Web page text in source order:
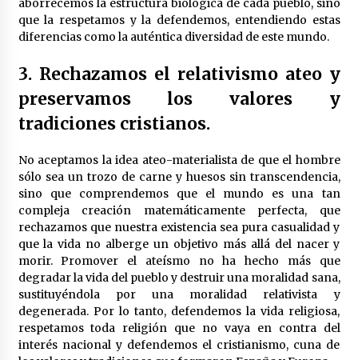
aborrecemos la estructura biológica de cada pueblo, sino
que la respetamos y la defendemos, entendiendo estas
diferencias como la auténtica diversidad de este mundo.
3. Rechazamos el relativismo ateo y
preservamos los valores y
tradiciones cristianos.
No aceptamos la idea ateo-materialista de que el hombre
sólo sea un trozo de carne y huesos sin transcendencia,
sino que comprendemos que el mundo es una tan
compleja creación matemáticamente perfecta, que
rechazamos que nuestra existencia sea pura casualidad y
que la vida no alberge un objetivo más allá del nacer y
morir. Promover el ateísmo no ha hecho más que
degradar la vida del pueblo y destruir una moralidad sana,
sustituyéndola por una moralidad relativista y
degenerada. Por lo tanto, defendemos la vida religiosa,
respetamos toda religión que no vaya en contra del
interés nacional y defendemos el cristianismo, cuna de